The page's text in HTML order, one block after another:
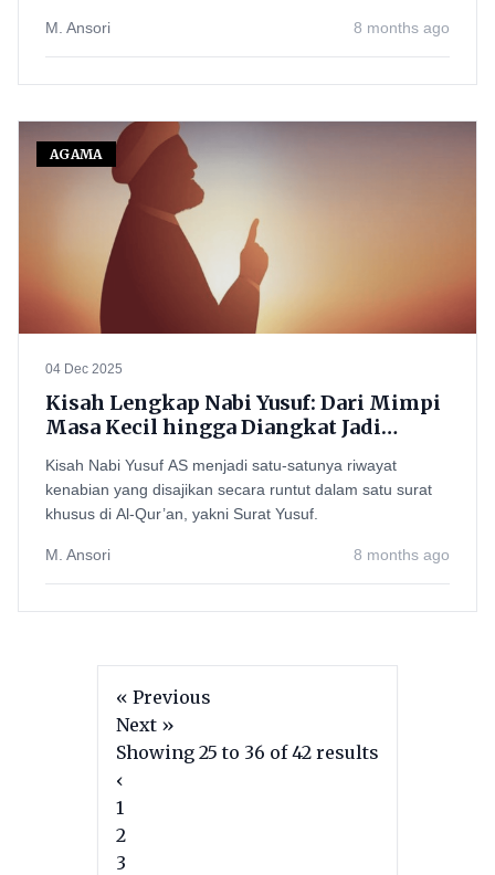
M. Ansori 8 months ago
AGAMA
04 Dec 2025
Kisah Lengkap Nabi Yusuf: Dari Mimpi
Masa Kecil hingga Diangkat Jadi
Kisah Nabi Yusuf AS menjadi satu-satunya riwayat
kenabian yang disajikan secara runtut dalam satu surat
khusus di Al-Qur’an, yakni Surat Yusuf.
M. Ansori 8 months ago
« Previous
Next »
Showing 25 to 36 of42 results
‹
1
2
3